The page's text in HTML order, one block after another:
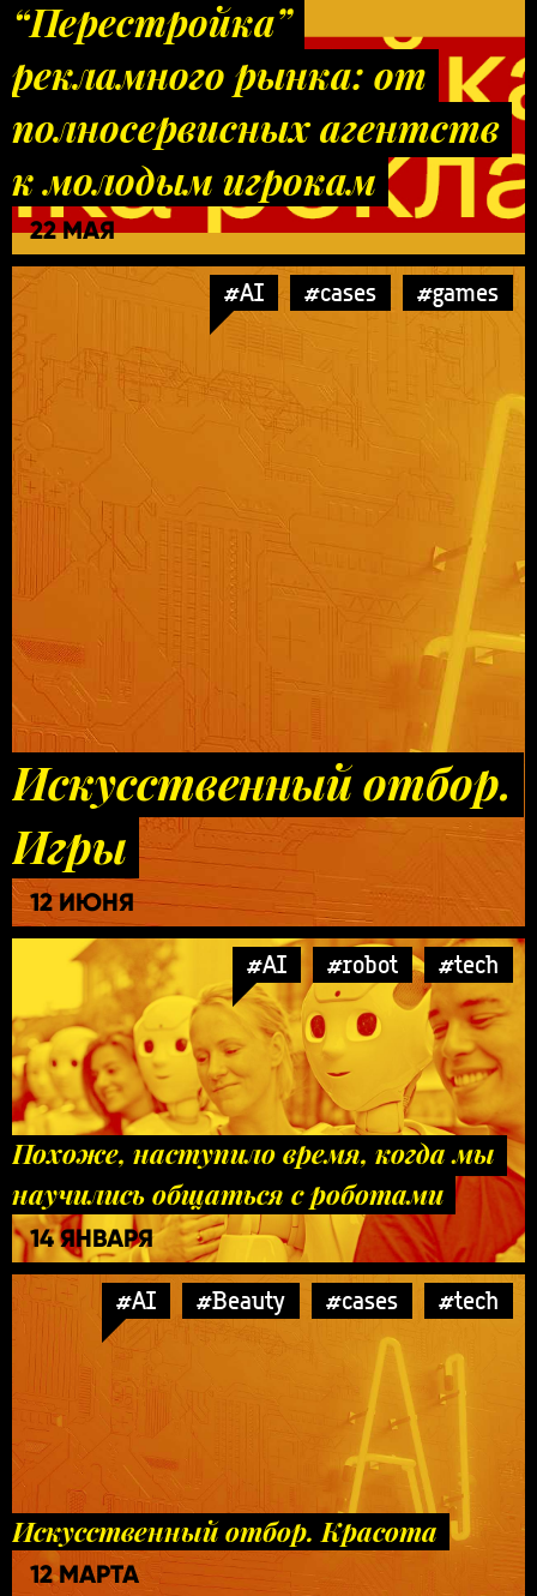
“Перестройка”
рекламного рынка: от
полносервисных агентств
к молодым игрокам
22 МАЯ
#AI #cases #games
Искусственный отбор.
Игры
12 ИЮНЯ
#AI #robot #tech
Похоже, наступило время, когда мы
научились общаться с роботами
14 ЯНВАРЯ
#AI #Beauty #cases #tech
Искусственный отбор. Красота
12 МАРТА